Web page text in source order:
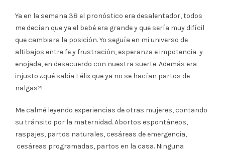
Ya en la semana 38 el pronóstico era desalentador, todos
me decían que ya el bebé era grande y que sería muy difícil
que cambiara la posición. Yo seguía en mi universo de
altibajos entre fe y frustración, esperanza e impotencia y
enojada, en desacuerdo con nuestra suerte. Además era
injusto ¿qué sabia Félix que ya no se hacían partos de
nalgas?!
Me calmé leyendo experiencias de otras mujeres, contando
su tránsito por la maternidad. Abortos espontáneos,
raspajes, partos naturales, cesáreas de emergencia,
cesáreas programadas, partos en la casa. Ninguna